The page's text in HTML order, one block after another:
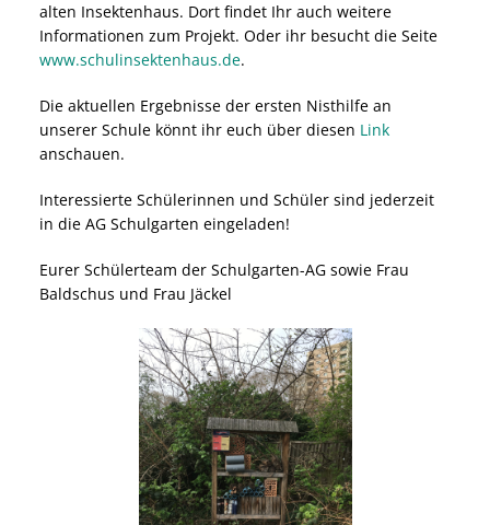
alten Insektenhaus. Dort findet Ihr auch weitere
Informationen zum Projekt. Oder ihr besucht die Seite
www.schulinsektenhaus.de.
Die aktuellen Ergebnisse der ersten Nisthilfe an
unserer Schule könnt ihr euch über diesen Link
anschauen.
Interessierte Schülerinnen und Schüler sind jederzeit
in die AG Schulgarten eingeladen!
Eurer Schülerteam der Schulgarten-AG sowie Frau
Baldschus und Frau Jäckel